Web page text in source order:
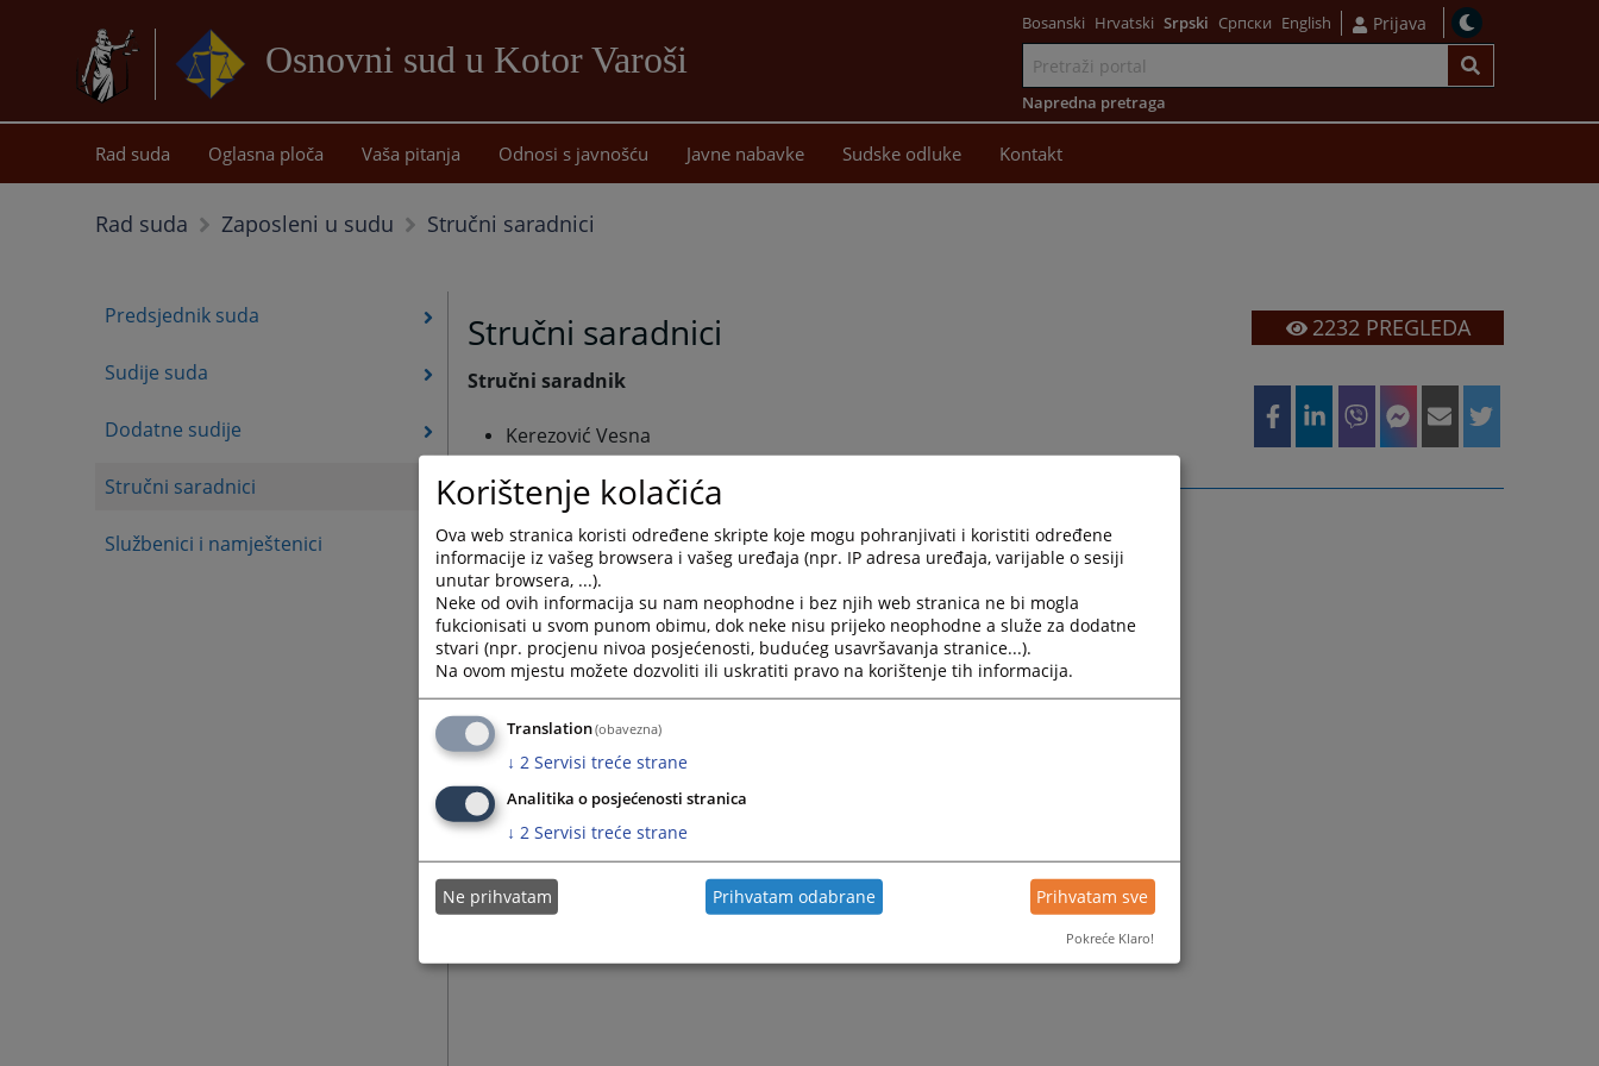
Osnovni sud u Kotor Varoši
sadržaj
Bosanski Hrvatski Srpski Српски English Prijava
Napredna pretraga
Rad suda Oglasna ploča Vaša pitanja Odnosi s javnošću Javne nabavke Sudske odluke Kontakt
Rad suda Zaposleni u sudu Stručni saradnici
Predsjednik suda
Sudije suda
Dodatne sudije
Stručni saradnici
Službenici i namještenici
Stručni saradnici
Stručni saradnik
Kerezović Vesna
2232PREGLEDA
Korištenje kolačića
Ova web stranica koristi određene skripte koje mogu pohranjivati i koristiti određene
informacije iz vašeg browsera i vašeg uređaja (npr. IP adresa uređaja, varijable o sesiji
unutar browsera, ...).
Neke od ovih informacija su nam neophodne i bez njih web stranica ne bi mogla
fukcionisati u svom punom obimu, dok neke nisu prijeko neophodne a služe za dodatne
stvari (npr. procjenu nivoa posjećenosti, budućeg usavršavanja stranice...).
Na ovom mjestu možete dozvoliti ili uskratiti pravo na korištenje tih informacija.
Translation(obavezna)
↓ 2 Servisi treće strane
Analitika o posjećenosti stranica
↓ 2 Servisi treće strane
Ne prihvatam Prihvatam odabrane Prihvatam sve
Pokreće Klaro!